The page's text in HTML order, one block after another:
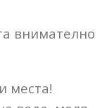
внимателно
места!